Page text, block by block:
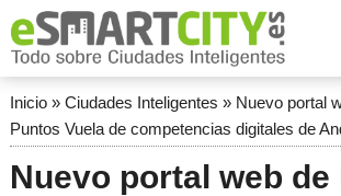
Inicio» Ciudades Inteligentes » Nuevo portal
Puntos Vuela de competencias digitales de
Nuevo portal web de